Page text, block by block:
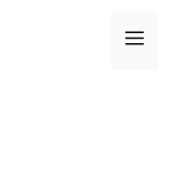
メ